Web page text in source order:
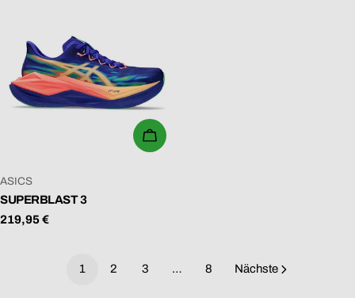
WÄHLEN SIE OPTIONEN
VERKÄUFER:
ASICS
SUPERBLAST 3
Regulärer
219,95 €
1 2 3 … 8 Nächste